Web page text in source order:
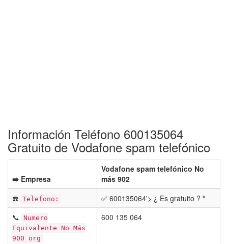
Información Teléfono 600135064
Gratuito de Vodafone spam telefónico
➡️ Empresa
Vodafone spam telefónico No
más 902
☎️ Telefono: ✅ 600135064'> ¿ Es gratuito ? *
📞 Numero
Equivalente No Más
900 org
600 135 064